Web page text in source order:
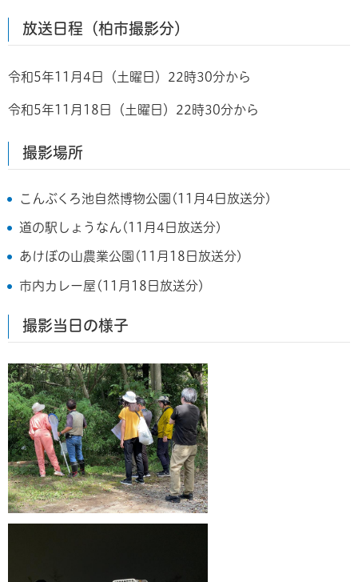
放送日程（柏市撮影分）
令和5年11月4日（土曜日）22時30分から
令和5年11月18日（土曜日）22時30分から
撮影場所
こんぶくろ池自然博物公園(11月4日放送分)
道の駅しょうなん(11月4日放送分)
あけぼの山農業公園(11月18日放送分)
市内カレー屋(11月18日放送分)
撮影当日の様子